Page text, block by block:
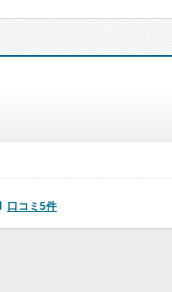
口コミ5件